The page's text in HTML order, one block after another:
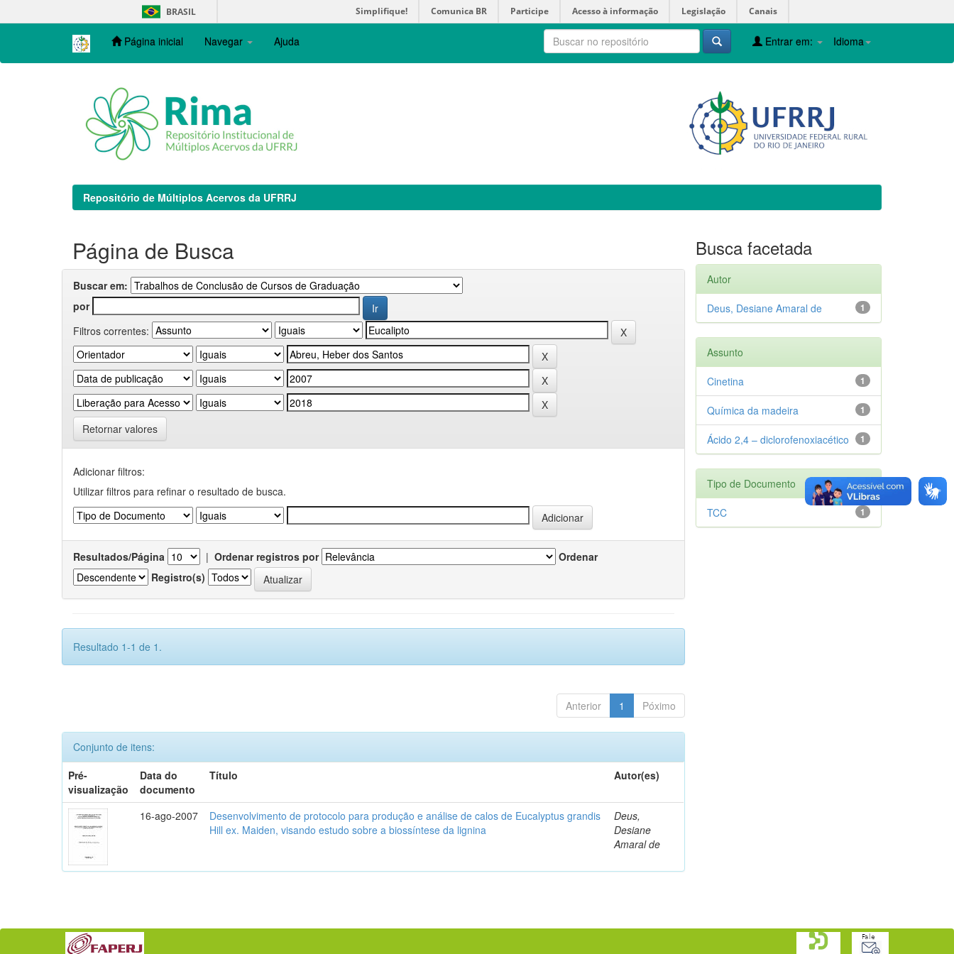
navigation
BRASIL Simplifique! Comunica BR Participe Acesso à informação Legislação Canais
Página inicial Navegar Ajuda Idioma
Entrar em:
Repositório de Múltiplos Acervos da UFRRJ
Página de Busca
Buscar em:
por
Filtros correntes:
Retornar valores
Adicionar filtros:
Utilizar filtros para refinar o resultado de busca.
Resultados/Página | Ordenar registros por
Ordenar
Registro(s)
Resultado 1-1 de 1.
Anterior 1 Póximo
Conjunto de itens:
Pré-
visualização
Data do
documento
Título Autor(es)
16-ago-2007
Desenvolvimento de protocolo para produção e análise de calos de Eucalyptus grandis
Hill ex. Maiden, visando estudo sobre a biossíntese da lignina
Deus,
Desiane
Amaral de
Busca facetada
Autor
1
Deus, Desiane Amaral de
Assunto
1
Cinetina
1
Química da madeira
1
Ácido 2,4 – diclorofenoxiacético
Tipo de Documento
1
TCC